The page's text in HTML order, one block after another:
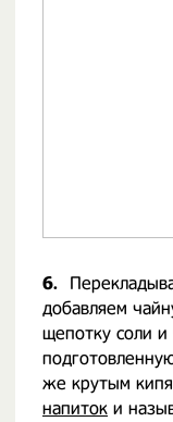
6.
добавляем
щепотку соли и
же крутым
напиток и